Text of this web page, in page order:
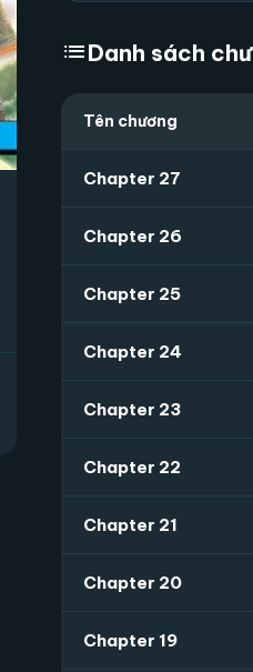
listDanh sách
Tên chương
Chapter 27
Chapter 26
Chapter 25
Chapter 24
Chapter 23
Chapter 22
Chapter 21
Chapter 20
Chapter 19